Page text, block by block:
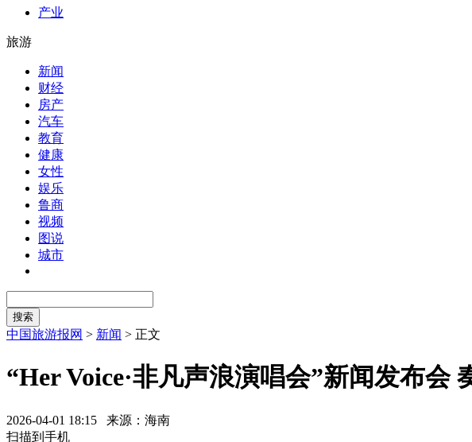
产业
旅游
新闻
财经
房产
汽车
教育
健康
女性
娱乐
鲁商
视频
图说
城市
中国旅游报网 > 新闻 > 正文
“Her Voice·非凡声浪演唱会”新闻发布会
2026-04-01 18:15 来源：海南
扫描到手机